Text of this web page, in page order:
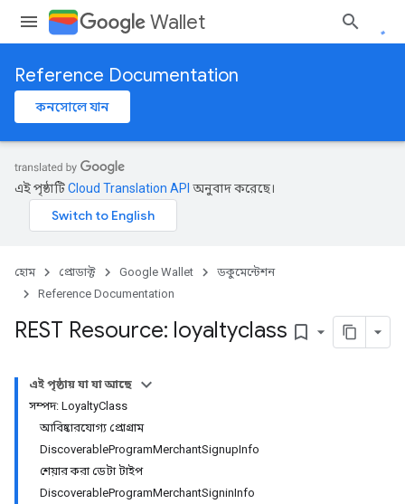
Wallet
Reference Documentation
কনসোলে যান
এই পৃষ্ঠাটিCloud Translation API অনুবাদ করেছে।
হোম প্রোডাক্ট Google Wallet
ডকুমেন্টেশন
Reference Documentation
REST Resource: loyaltyclass bookmark_border
এই পৃষ্ঠায় যা যা আছে
সম্পদ: LoyaltyClass
আবিষ্কারযোগ্য প্রোগ্রাম
DiscoverableProgramMerchantSignupInfo
শেয়ার করা ডেটা টাইপ
DiscoverableProgramMerchantSigninInfo